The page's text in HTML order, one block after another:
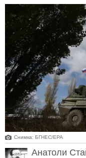
Снимка: БГНЕС/ЕРА
Анатоли